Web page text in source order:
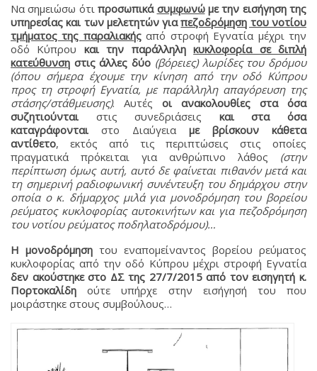
Να σημειώσω ότιπροσωπικά συμφωνώμε την εισήγηση της
υπηρεσίας και των μελετητών γιαπεζοδρόμηση του νοτίου
τμήματος της παραλιακήςαπό στροφή Εγνατία μέχρι την
οδό Κύπρου και την παράλληληκυκλοφορία σε διπλή
κατεύθυνση στις άλλες δύο (βόρειες) λωρίδες του δρόμου
(όπου σήμερα έχουμε την κίνηση από την οδό Κύπρου
προς τη στροφή Εγνατία, με παράλληλη απαγόρευση της
στάσης/στάθμευσης). Αυτές οι ανακολουθίες
στα όσα
συζητιούνται στις συνεδριάσεις και στα όσα
καταγράφονται στο Διαύγεια με βρίσκουν κάθετα
αντίθετο, εκτός από τις περιπτώσεις στις οποίες
πραγματικά πρόκειται για ανθρώπινο λάθος (στην
περίπτωση όμως αυτή, αυτό δε φαίνεται πιθανόν μετά και
τη σημερινή ραδιοφωνική συνέντευξη του δημάρχου στην
οποία ο κ. δήμαρχος μιλά για μονοδρόμηση του βορείου
ρεύματος κυκλοφορίας αυτοκινήτων και για πεζοδρόμηση
του νοτίου ρεύματος ποδηλατοδρόμου)…
Η μονοδρόμηση του εναπομείναντος βορείου ρεύματος
κυκλοφορίας από την οδό Κύπρου μέχρι στροφή Εγνατία
δεν ακούστηκε στο ΔΣ της 27/7/2015 από τον εισηγητή κ.
Πορτοκαλίδη ούτε υπήρχε στην εισήγησή του που
μοιράστηκε στους συμβούλους…